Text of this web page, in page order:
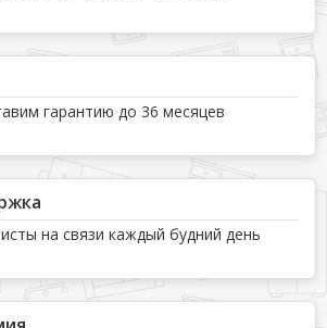
гарантию до 36 месяцев
на связи каждый будний день